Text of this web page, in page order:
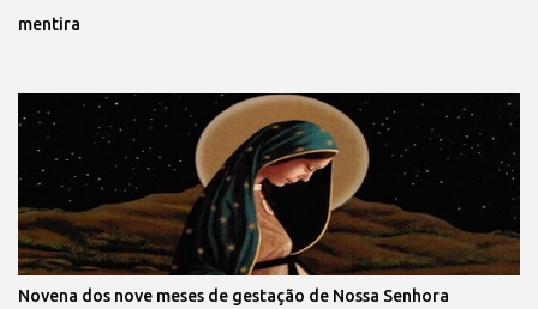
mentira
Novena dos nove meses de gestação de Nossa Senhora